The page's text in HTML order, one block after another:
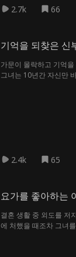
2.7k 66
기억을 되찾은 신
가문이 몰락하고 기억
그녀는 10년간 자신만
2.4k 65
요가를 좋아하는
결혼 생활 중 외도를 저
에 처했을 때조차 그녀